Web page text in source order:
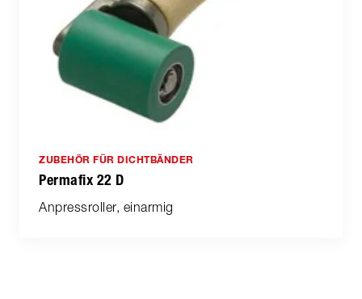
ZUBEHÖR FÜR DICHTBÄNDER
Permafix 22 D
Anpressroller, einarmig